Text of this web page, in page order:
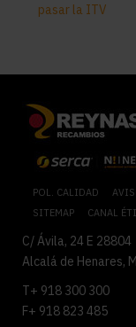
pasar la ITV
POL. CALIDAD
SITEMAP
CANAL
C/ Ávila, 24 E 28804
Alcalá de Henares,
T+ 918 300 300
F+ 918 823 485